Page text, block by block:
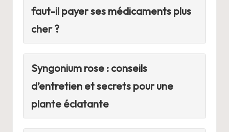
faut-il payer ses médicaments plus
cher ?
Syngonium rose : conseils
d’entretien et secrets pour une
plante éclatante